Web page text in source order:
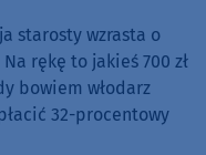
starosty wzrasta o
rękę to jakieś 700 zł
bowiem włodarz
32-procentowy